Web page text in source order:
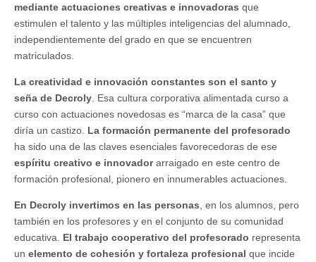
mediante actuaciones creativas e innovadoras que
estimulen el talento y las múltiples inteligencias del alumnado,
independientemente del grado en que se encuentren
matriculados.
La creatividad e innovación constantes son el santo y
seña de Decroly . Esa cultura corporativa alimentada curso a
curso con actuaciones novedosas es “marca de la casa” que
diría un castizo. La formación permanente del profesorado
ha sido una de las claves esenciales favorecedoras de ese
espíritu creativo e innovadorarraigado en este centro de
formación profesional, pionero en innumerables actuaciones.
En Decroly invertimos en las personas , en los alumnos, pero
también en los profesores y en el conjunto de su comunidad
educativa. El trabajo cooperativo del profesorado representa
un elemento de cohesión y fortaleza profesional que incide